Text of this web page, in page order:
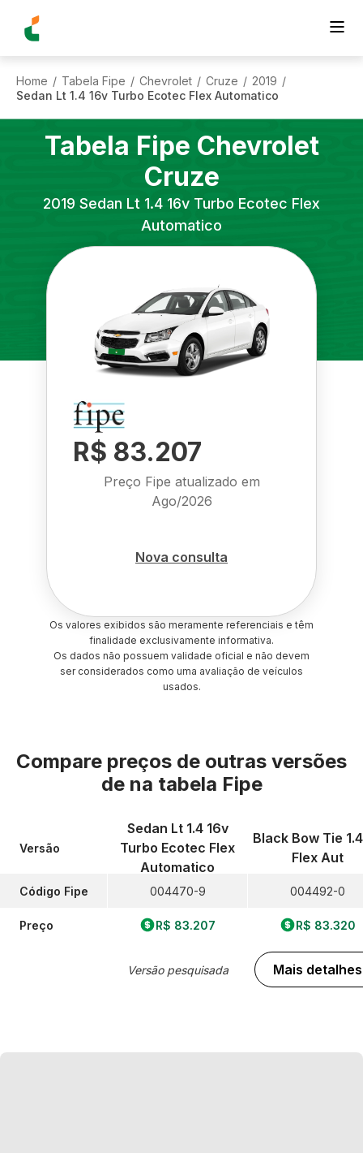
Home / Tabela Fipe / Chevrolet / Cruze / 2019 /
Sedan Lt 1.4 16v Turbo Ecotec Flex Automatico
Tabela Fipe Chevrolet
Cruze
2019 Sedan Lt 1.4 16v Turbo Ecotec Flex
Automatico
R$ 83.207
Preço Fipe atualizado em
Ago/2026
Nova consulta
Os valores exibidos são meramente referenciais e têm
finalidade exclusivamente informativa.
Os dados não possuem validade oficial e não devem
ser considerados como uma avaliação de veículos
usados.
Compare preços de outras versões
de na tabela Fipe
Versão
Código Fipe
Preço
Sedan Lt 1.4 16v
Turbo Ecotec Flex
Automatico
004470-9
R$ 83.207
Versão pesquisada
Black Bow Tie
Flex Aut
004492-0
R$ 83.320
Mais detalhes